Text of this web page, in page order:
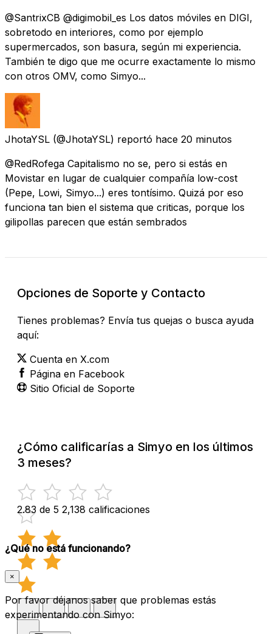
@SantrixCB @digimobil_es Los datos móviles en DIGI,
sobretodo en interiores, como por ejemplo
supermercados, son basura, según mi experiencia.
También te digo que me ocurre exactamente lo mismo
con otros OMV, como Simyo...
JhotaYSL (@JhotaYSL) reportó hace 20 minutos
@RedRofega Capitalismo no se, pero si estás en
Movistar en lugar de cualquier compañía low-cost
(Pepe, Lowi, Simyo...) eres tontísimo. Quizá por eso
funciona tan bien el sistema que criticas, porque los
gilipollas parecen que están sembrados
Opciones de Soporte y Contacto
Tienes problemas? Envía tus quejas o busca ayuda
aquí:
Cuenta en X.com
Página en Facebook
Sitio Oficial de Soporte
¿Cómo calificarías a Simyo en los últimos
3 meses?
2.83 de 5 2,138 calificaciones
¿Qué no está funcionando?
×
Por favor déjanos saber que problemas estás
experimentando con Simyo: